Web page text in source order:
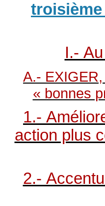
I.-
A.-
« bonnes
1.-
action plus
2.-